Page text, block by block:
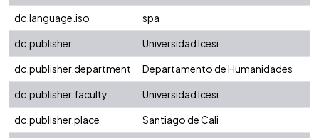
dc.language.iso
spa
dc.publisher
Universidad Icesi
dc.publisher.department
Departamento de Humanidades
dc.publisher.faculty
Universidad Icesi
dc.publisher.place
Santiago de Cali